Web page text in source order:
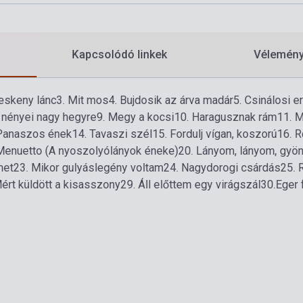
Kapcsolódó linkek
lánc3. Mit mos4. Bujdosik az árva madár5. Csinálosi
nagy hegyre9. Megy a kocsi10. Haragusznak rám11.
ének14. Tavaszi szél15. Fordulj vígan, koszorú16.
(A nyoszolyólányok éneke)20. Lányom, lányom,
23. Mikor gulyáslegény voltam24. Nagydorogi csárdás25.
küldött a kisasszony29. Áll előttem egy virágszál30.Eger